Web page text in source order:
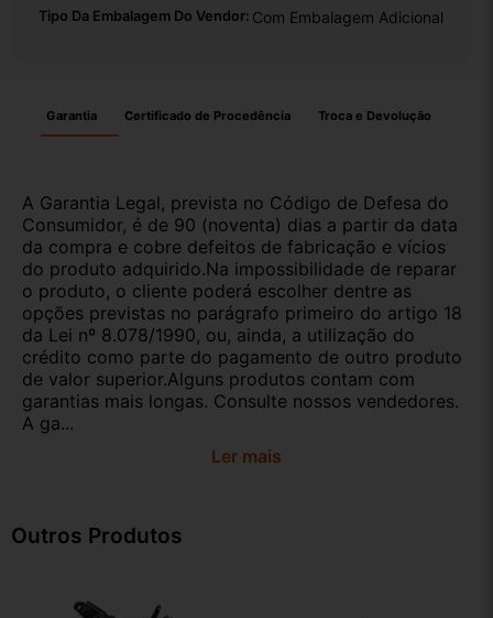
Tipo Da Embalagem Do Vendor: Com Embalagem Adicional
Garantia Certificado de Procedência Troca e Devolução
A Garantia Legal, prevista no Código de Defesa do
Consumidor, é de 90 (noventa) dias a partir da data
da compra e cobre defeitos de fabricação e vícios
do produto adquirido.Na impossibilidade de reparar
o produto, o cliente poderá escolher dentre as
opções previstas no parágrafo primeiro do artigo 18
da Lei nº 8.078/1990, ou, ainda, a utilização do
crédito como parte do pagamento de outro produto
de valor superior.Alguns produtos contam com
garantias mais longas. Consulte nossos vendedores.
A ga...
Ler mais
Outros Produtos